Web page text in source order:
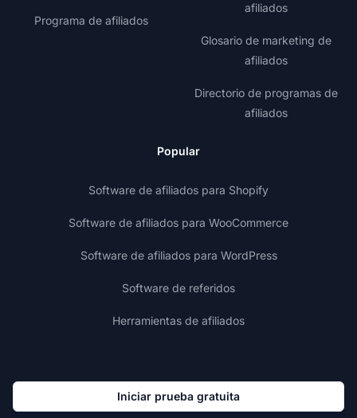
Programa de afiliados
afiliados
Glosario de marketing de
afiliados
Directorio de programas de
afiliados
Popular
Software de afiliados para Shopify
Software de afiliados para WooCommerce
Software de afiliados para WordPress
Software de referidos
Herramientas de afiliados
Iniciar prueba gratuita